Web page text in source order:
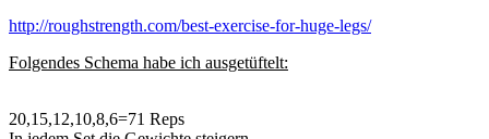
http://roughstrength.com/best-exercise-for-huge-legs/
Folgendes Schema habe ich ausgetüftelt:
20,15,12,10,8,6=71 Reps